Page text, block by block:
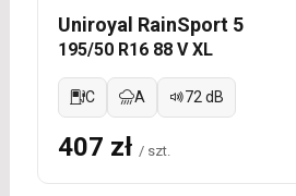
Uniroyal RainSport 5
195/50 R16 88 V XL
C A 72 dB
407 zł / szt.